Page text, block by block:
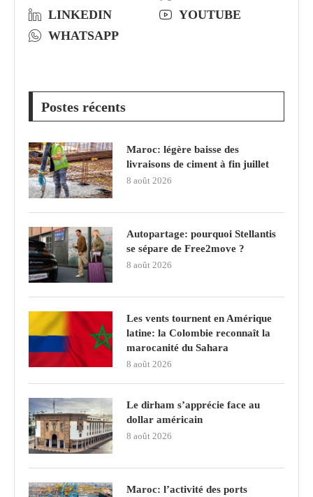
LINKEDIN
YOUTUBE
WHATSAPP
Postes récents
Maroc: légère baisse des
livraisons de ciment à fin juillet
8 août 2026
Autopartage: pourquoi Stellantis
se sépare de Free2move ?
8 août 2026
Les vents tournent en Amérique
latine: la Colombie reconnaît la
marocanité du Sahara
8 août 2026
Le dirham s’apprécie face au
dollar américain
8 août 2026
Maroc: l’activité des ports